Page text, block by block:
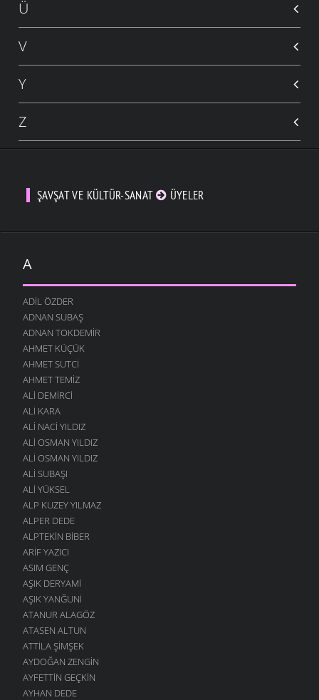
Ü
V
Y
Z
ŞAVŞAT VE KÜLTÜR-SANAT ÜYELER
A
ADIL ÖZDER
ADNAN SUBAŞ
ADNAN TOKDEMIR
AHMET KÜÇÜK
AHMET SUTCI
AHMET TEMIZ
ALI DEMIRCI
ALI KARA
ALI NACI YILDIZ
ALI OSMAN YILDIZ
ALI OSMAN YILDIZ
ALI SUBAŞI
ALI YÜKSEL
ALP KUZEY YILMAZ
ALPER DEDE
ALPTEKIN BIBER
ARIF YAZICI
ASIM GENÇ
AŞIK DERYAMI
AŞIK YANĞUNI
ATANUR ALAGÖZ
ATASEN ALTUN
ATTILA ŞIMŞEK
AYDOĞAN ZENGIN
AYFETTIN GEÇKIN
AYHAN DEDE